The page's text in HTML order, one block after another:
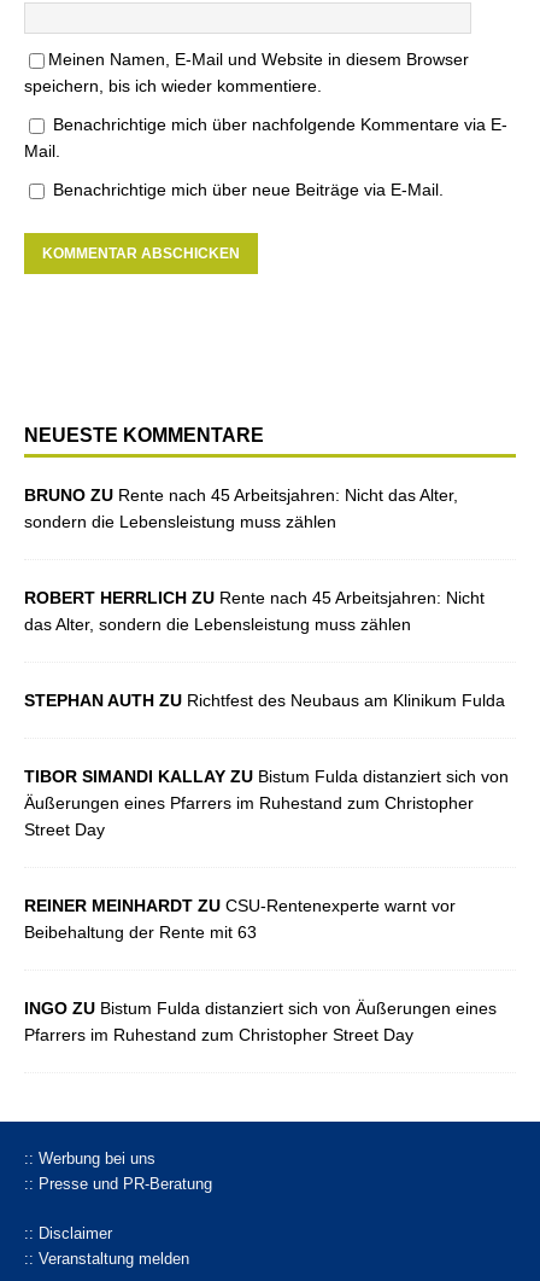
Meinen Namen, E-Mail und Website in diesem Browser
speichern, bis ich wieder kommentiere.
Benachrichtige mich über nachfolgende Kommentare via E-
Mail.
Benachrichtige mich über neue Beiträge via E-Mail.
NEUESTE KOMMENTARE
BRUNO ZU Rente nach 45 Arbeitsjahren: Nicht das Alter,
sondern die Lebensleistung muss zählen
ROBERT HERRLICH ZU Rente nach 45 Arbeitsjahren: Nicht
das Alter, sondern die Lebensleistung muss zählen
STEPHAN AUTH ZU Richtfest des Neubaus am Klinikum Fulda
TIBOR SIMANDI KALLAY ZU Bistum Fulda distanziert sich von
Äußerungen eines Pfarrers im Ruhestand zum Christopher
Street Day
REINER MEINHARDT ZU CSU-Rentenexperte warnt vor
Beibehaltung der Rente mit 63
INGO ZU Bistum Fulda distanziert sich von Äußerungen eines
Pfarrers im Ruhestand zum Christopher Street Day
:: Werbung bei uns
:: Presse und PR-Beratung
:: Disclaimer
:: Veranstaltung melden